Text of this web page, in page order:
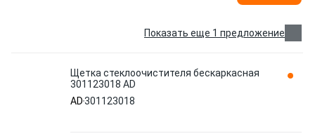
Показать еще 1 предложение
Щетка стеклоочистителя бескаркасная
301123018 AD
AD301123018